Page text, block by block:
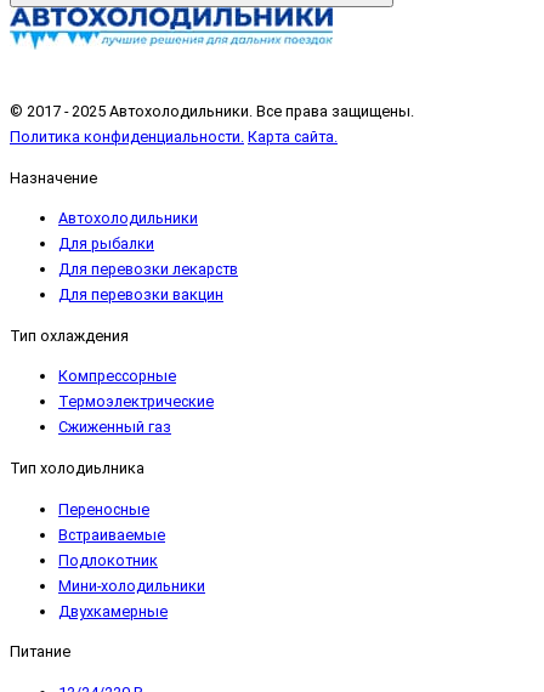
© 2017 - 2025 Автохолодильники. Все права защищены.
Политика конфиденциальности. Карта сайта.
Назначение
Автохолодильники
Для рыбалки
Для перевозки лекарств
Для перевозки вакцин
Тип охлаждения
Компрессорные
Термоэлектрические
Сжиженный газ
Тип холодиьлника
Переносные
Встраиваемые
Подлокотник
Мини-холодильники
Двухкамерные
Питание